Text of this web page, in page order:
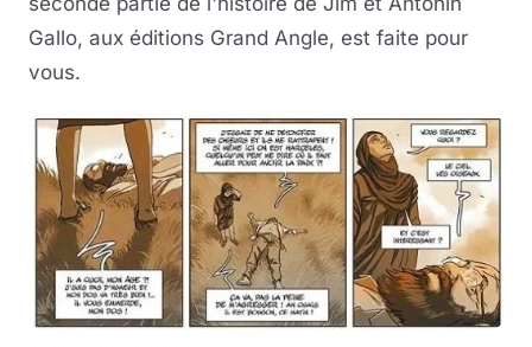
Gallo, aux éditions Grand Angle, est faite pour
vous.